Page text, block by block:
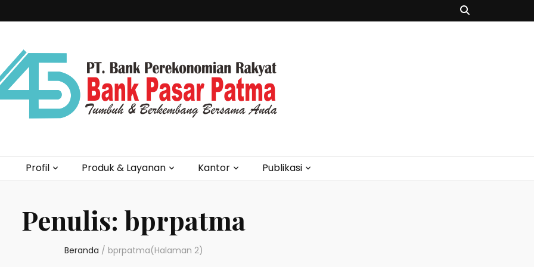
Profil Produk & Layanan Kantor Publikasi
Penulis: bprpatma
Beranda / bprpatma(Halaman 2)